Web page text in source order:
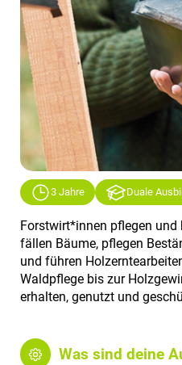
3 Jahre Duale
Forstwirt*innen pflegen
fällen Bäume, pflegen
und führen
Waldpflege bis zur
erhalten, genutzt und
Was sind deine